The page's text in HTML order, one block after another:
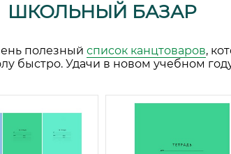
ШКОЛЬНЫЙ БАЗАР
полезный список канцтоваров,
быстро. Удачи в новом учебном